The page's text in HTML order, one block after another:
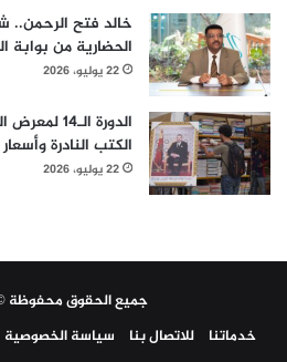
خالد فتح الرحمن..
الحضارية من بوابة
22 يوليو، 2026
الدورة
الكتب النادرة
22 يوليو، 2026
جميع الحقوق محفوظة ©
خدماتنا
للاتصال بنا سياسة الخصوصية